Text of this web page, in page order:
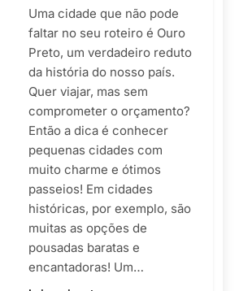
Uma cidade que não pode
faltar no seu roteiro é Ouro
Preto, um verdadeiro reduto
da história do nosso país.
Quer viajar, mas sem
comprometer o orçamento?
Então a dica é conhecer
pequenas cidades com
muito charme e ótimos
passeios! Em cidades
históricas, por exemplo, são
muitas as opções de
pousadas baratas e
encantadoras! Um…